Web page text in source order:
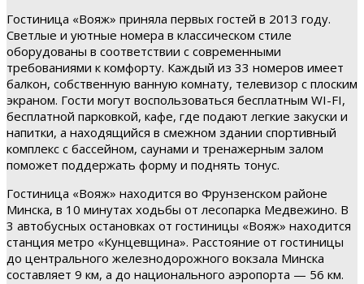
Гостиница «Вояж» приняла первых гостей в 2013 году.
Светлые и уютные номера в классическом стиле
оборудованы в соответствии с современными
требованиями к комфорту. Каждый из 33 номеров имеет
балкон, собственную ванную комнату, телевизор с плоским
экраном. Гости могут воспользоваться бесплатным WI-FI,
бесплатной парковкой, кафе, где подают легкие закуски и
напитки, а находящийся в смежном здании спортивный
комплекс с бассейном, саунами и тренажерным залом
поможет поддержать форму и поднять тонус.
Гостиница «Вояж» находится во Фрунзенском районе
Минска, в 10 минутах ходьбы от лесопарка Медвежино. В
3 автобусных остановках от гостиницы «Вояж» находится
станция метро «Кунцевщина». Расстояние от гостиницы
до центрального железнодорожного вокзала Минска
составляет 9 км, а до национального аэропорта — 56 км.